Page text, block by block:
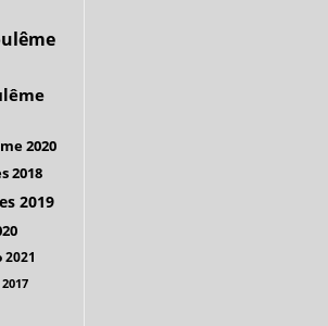
2020
2018
2019